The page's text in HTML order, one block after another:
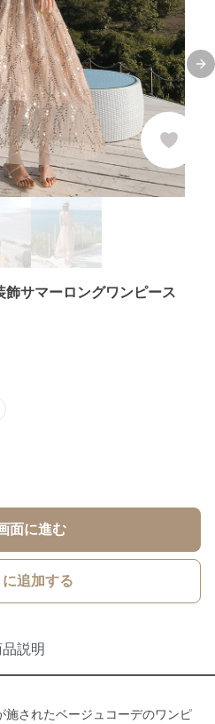
サマーロングワンピース
面に進む
に追加する
説明
されたベージュコーデのワンピ